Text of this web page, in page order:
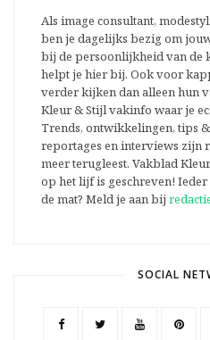
Als image consultant,
ben je dagelijks bezig om
bij de persoonlijkheid van de
helpt je hier bij. Ook voor
verder kijken dan alleen hun
Kleur & Stijl vakinfo waar je
Trends, ontwikkelingen, tips
reportages en interviews zijn
meer terugleest. Vakblad
op het lijf is geschreven!
de mat? Meld je aan bij
SOCIAL